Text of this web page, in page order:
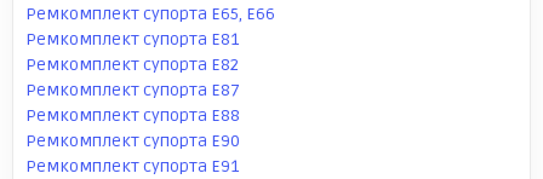
Ремкомплект супорта E65, E66
Ремкомплект супорта E81
Ремкомплект супорта E82
Ремкомплект супорта E87
Ремкомплект супорта E88
Ремкомплект супорта E90
Ремкомплект супорта E91